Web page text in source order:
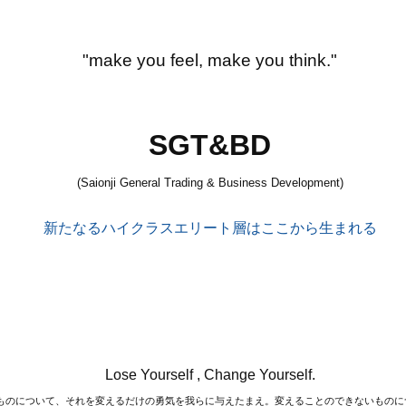
"make you feel, make you think."
SGT&BD
(Saionji General Trading & Business Development)
新たなるハイクラスエリート層はここから生まれる
Lose Yourself , Change Yourself.
のについて、それを変えるだけの勇気を我らに与えたまえ。変えることのできないもの